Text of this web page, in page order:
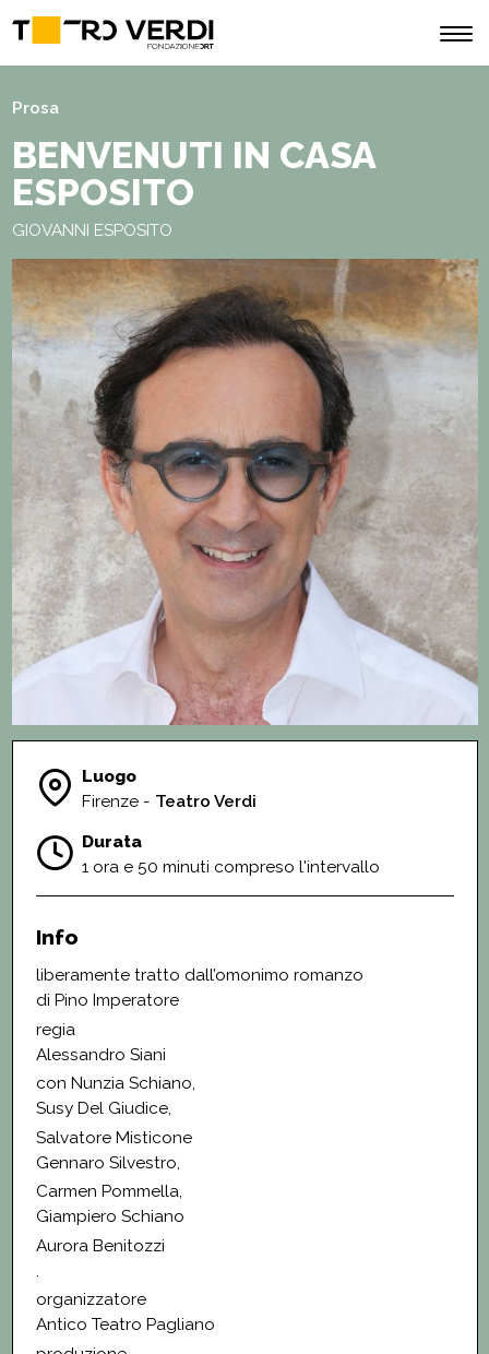
Prosa
BENVENUTI IN CASA
ESPOSITO
GIOVANNI ESPOSITO
Luogo
Firenze - Teatro Verdi
Durata
1 ora e 50 minuti compreso l'intervallo
Info
liberamente tratto dall’omonimo romanzo
di Pino Imperatore
regia
Alessandro Siani
con Nunzia Schiano,
Susy Del Giudice,
Salvatore Misticone
Gennaro Silvestro,
Carmen Pommella,
Giampiero Schiano
Aurora Benitozzi
organizzatore
Antico Teatro Pagliano